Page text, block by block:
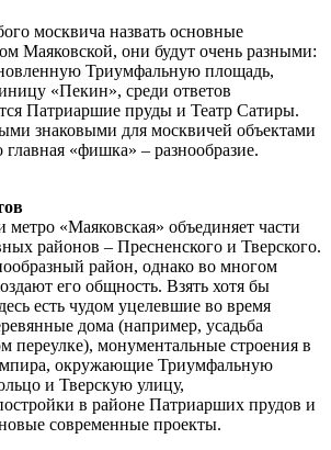
москвича назвать основные
Маяковской, они будут очень разными:
Триумфальную площадь,
«Пекин», среди ответов
Патриаршие пруды и Театр Сатиры.
знаковыми для москвичей объектами
«фишка» – разнообразие.
метро «Маяковская» объединяет части
районов – Пресненского и Тверского.
район, однако во многом
его общность. Взять хотя бы
есть чудом уцелевшие во время
дома (например, усадьба
переулке), монументальные строения в
окружающие Триумфальную
и Тверскую улицу,
в районе Патриарших прудов и
современные проекты.